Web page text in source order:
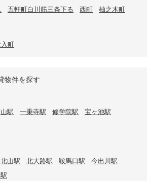
五軒町白川筋三条下る 西町 柚之木町
町
物件を探す
駅 一乗寺駅 修学院駅
宝ヶ池駅
北山駅 北大路駅 鞍馬口駅
今出川駅